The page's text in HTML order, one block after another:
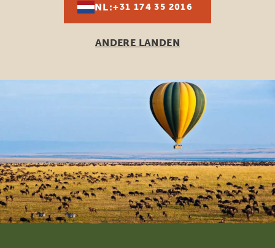
NL:+31 174 35 2016
ANDERE LANDEN